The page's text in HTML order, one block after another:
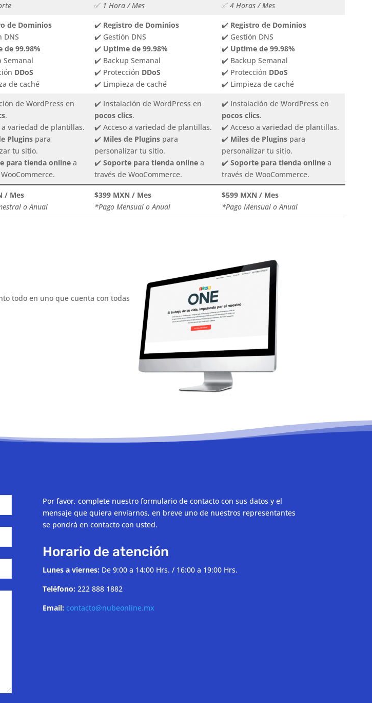
✅ 1 Hora / Mes ✅ 4 Horas / Mes
de Dominios
DNS
de 99.98%
DDoS
de caché
✔️ Registro de Dominios
✔️ Gestión DNS
✔️ Uptime de 99.98%
✔️ Backup Semanal
✔️ Protección DDoS
✔️ Limpieza de caché
✔️ Registro de Dominios
✔️ Gestión DNS
✔️ Uptime de 99.98%
✔️ Backup Semanal
✔️ Protección DDoS
✔️ Limpieza de caché
de WordPress en
.
variedad de plantillas.
Plugins para
tu sitio.
para tienda online a
✔️ Instalación de WordPress en
pocos clics.
✔️ Acceso a variedad de plantillas.
✔️ Miles de Plugins para
personalizar tu sitio.
✔️ Soporte para tienda online a
través de WooCommerce.
✔️ Instalación de WordPress en
pocos clics.
✔️ Acceso a variedad de plantillas.
✔️ Miles de Plugins para
personalizar tu sitio.
✔️ Soporte para tienda online a
través de WooCommerce.
/ Mes
o Anual
$399 MXN / Mes
*Pago Mensual o Anual
$599 MXN / Mes
*Pago Mensual o Anual
todo en uno que cuenta con todas
Por favor, complete nuestro formulario de contacto con sus datos y el
mensaje que quiera enviarnos, en breve uno de nuestros representantes
se pondrá en contacto con usted.
Horario de atención
Lunes a viernes: De 9:00 a 14:00 Hrs. / 16:00 a 19:00 Hrs.
Teléfono: 222 888 1882
Email: contacto@nubeonline.mx